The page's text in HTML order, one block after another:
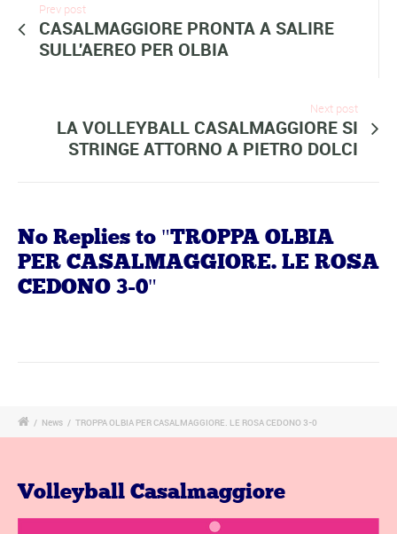
Prev post
CASALMAGGIORE PRONTA A SALIRE
SULL'AEREO PER OLBIA
Next post
LA VOLLEYBALL CASALMAGGIORE SI
STRINGE ATTORNO A PIETRO DOLCI
No Replies to "TROPPA OLBIA
PER CASALMAGGIORE. LE ROSA
CEDONO 3-0"
/ News / TROPPA OLBIA PER CASALMAGGIORE. LE ROSA CEDONO 3-0
Volleyball Casalmaggiore